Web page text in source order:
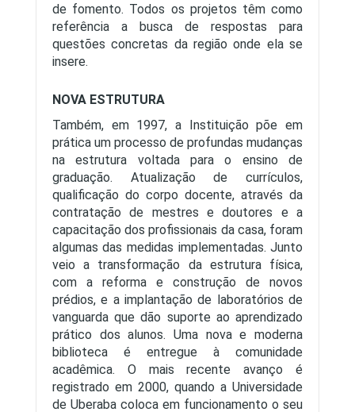
de fomento. Todos os projetos têm como
referência a busca de respostas para
questões concretas da região onde ela se
insere.
NOVA ESTRUTURA
Também, em 1997, a Instituição põe em
prática um processo de profundas mudanças
na estrutura voltada para o ensino de
graduação. Atualização de currículos,
qualificação do corpo docente, através da
contratação de mestres e doutores e a
capacitação dos profissionais da casa, foram
algumas das medidas implementadas. Junto
veio a transformação da estrutura física,
com a reforma e construção de novos
prédios, e a implantação de laboratórios de
vanguarda que dão suporte ao aprendizado
prático dos alunos. Uma nova e moderna
biblioteca é entregue à comunidade
acadêmica. O mais recente avanço é
registrado em 2000, quando a Universidade
de Uberaba coloca em funcionamento o seu